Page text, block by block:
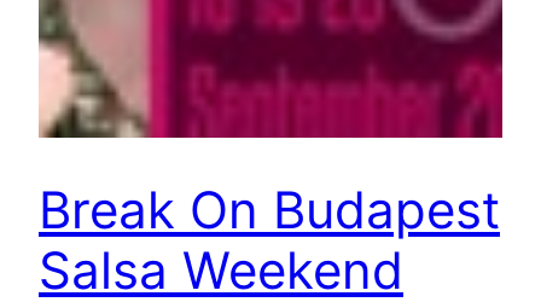
Break On Budapest
Salsa Weekend